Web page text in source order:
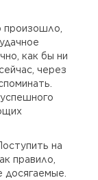
произошло,
как бы ни
через
на
правило,